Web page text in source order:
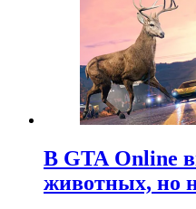
В GTA Online
животных, но